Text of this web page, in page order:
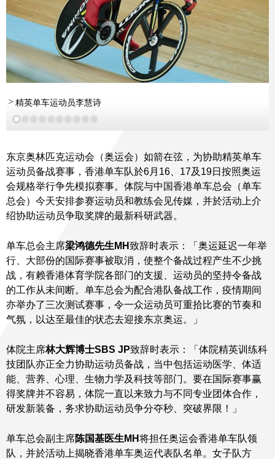
精英单车运动员李慧诗
东京奥林匹克运动会（奥运会）如箭在弦，为协助精英单车
运动员备战赛事，香港单车队於6月16、17及19日按照奥运
会规格举行争先模拟赛事。体院与中国香港单车总会（单车
总会）今天安排参赛运动员和教练会见传媒，并於活动上介
绍协助运动员争取奖牌的最新科研武器。
单车总会主席梁鸿德先生MH致辞时表示：「奥运延迟一年举
行、大部份的国际赛事被取消，使整个备战过程产生不少挑
战，有赖香港体育学院各部门的支援、运动员的坚持令备战
的工作从未间断。单车总会为配合港队备战工作，疫情期间
亦举办了三次测试赛事，令一众运动员可重拾比赛的节奏和
气氛，以达至最佳的状态去迎接东京奥运。」
体院主席林大辉博士SBS JP致辞时表示：「体院精英训练科
技团队亦正全力协助运动员备战，当中包括运动医学、体适
能、营养、心理、生物力学及科技等部门。要在国际赛事赢
得奖牌并不容易，体院一直以来致力与不同专业团体合作，
研发新装备，务求协助运动员争分夺秒、突破界限！」
单车总会副主席陈国基医生MH将担任奥运会香港单车队领
队，并於活动上揭晓香港单车奥运代表队名单。女子队方